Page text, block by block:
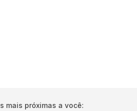
mais próximas a você: